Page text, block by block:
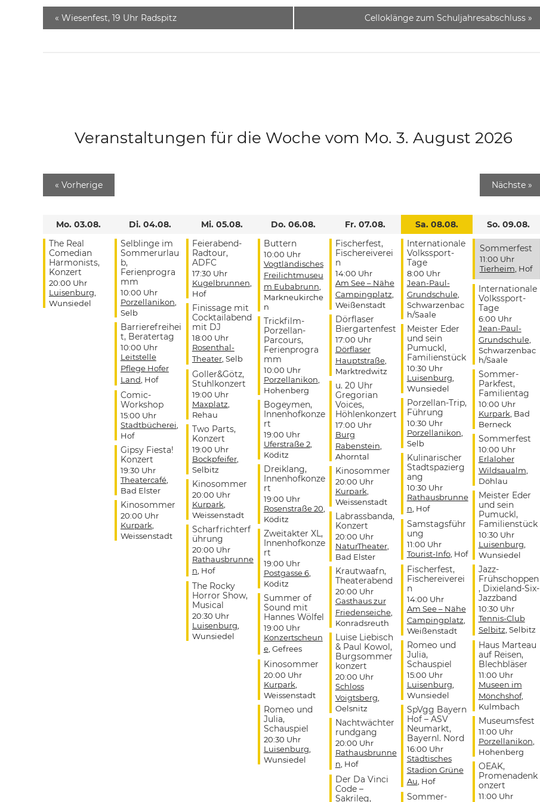
« Wiesenfest, 19 Uhr Radspitz Celloklänge zum Schuljahresabschluss »
Veranstaltungen für die Woche vom Mo. 3. August 2026
« Vorherige Nächste »
Mo. 03.08.
The Real
Comedian
Harmonists,
Konzert
20:00 Uhr
Luisenburg
Wunsiedel
Di. 04.08.
Selblinge im
Sommerurlau
b,
Ferienprogra
mm
10:00 Uhr
Porzellanikon
Selb
Barrierefreihei
t, Beratertag
10:00 Uhr
Leitstelle
Pflege Hofer
Land , Hof
Comic-
Workshop
15:00 Uhr
Stadtbücherei
Hof
Gipsy Fiesta!
Konzert
19:30 Uhr
Theatercafé,
Bad Elster
Kinosommer
20:00 Uhr
Kurpark
Weissenstadt
Mi. 05.08.
Feierabend-
Radtour,
ADFC
17:30 Uhr
Kugelbrunnen
Hof
Finissage mit
Cocktailabend
mit DJ
18:00 Uhr
Rosenthal-
Theater, Selb
Goller&Götz,
Stuhlkonzert
19:00 Uhr
Maxplatz
Rehau
Two Parts,
Konzert
19:00 Uhr
Bockpfeifer,
Selbitz
Kinosommer
20:00 Uhr
Kurpark
Weissenstadt
Scharfrichterf
ührung
20:00 Uhr
Rathausbrunne
n , Hof
The Rocky
Horror Show,
Musical
20:30 Uhr
Luisenburg
Wunsiedel
Do. 06.08.
Buttern
10:00 Uhr
Vogtländisches
Freilichtmuseu
m Eubabrunn
Markneukirche
n
Trickfilm-
Porzellan-
Parcours,
Ferienprogra
mm
10:00 Uhr
Porzellanikon
Hohenberg
Bogeymen,
Innenhofkonze
rt
19:00 Uhr
Uferstraße 2,
Köditz
Dreiklang,
Innenhofkonze
rt
19:00 Uhr
Rosenstraße 20
Köditz
Zweitakter XL,
Innenhofkonze
rt
19:00 Uhr
Postgasse 6,
Köditz
Summer of
Sound mit
Hannes Wölfel
19:00 Uhr
Konzertscheun
e, Gefrees
Kinosommer
20:00 Uhr
Kurpark
Weissenstadt
Romeo und
Julia,
Schauspiel
20:30 Uhr
Luisenburg
Wunsiedel
Fr. 07.08.
Fischerfest,
Fischereiverei
n
14:00 Uhr
Am See – Nähe
Campingplatz
Weißenstadt
Dörflaser
Biergartenfest
17:00 Uhr
Dörflaser
Hauptstraße,
Marktredwitz
u. 20 Uhr
Gregorian
Voices,
Höhlenkonzert
17:00 Uhr
Burg
Rabenstein
Ahorntal
Kinosommer
20:00 Uhr
Kurpark
Weissenstadt
Labrassbanda,
Konzert
20:00 Uhr
NaturTheater,
Bad Elster
Krautwaafn,
Theaterabend
20:00 Uhr
Gasthaus zur
Friedenseiche,
Konradsreuth
Luise Liebisch
& Paul Kowol,
Burgsommer
konzert
20:00 Uhr
Schloss
Voigtsberg
Oelsnitz
Nachtwächter
rundgang
20:00 Uhr
Rathausbrunne
n , Hof
Der Da Vinci
Code –
Sakrileg,
Sa. 08.08.
Internationale
Volkssport-
Tage
8:00 Uhr
Jean-Paul-
Grundschule,
Schwarzenbac
h/Saale
Meister Eder
und sein
Pumuckl,
Familienstück
10:30 Uhr
Luisenburg
Wunsiedel
Porzellan-Trip,
Führung
10:30 Uhr
Porzellanikon
Selb
Kulinarischer
Stadtspazierg
ang
10:30 Uhr
Rathausbrunne
n , Hof
Samstagsführ
ung
11:00 Uhr
Tourist-Info, Hof
Fischerfest,
Fischereiverei
n
14:00 Uhr
Am See – Nähe
Campingplatz
Weißenstadt
Romeo und
Julia,
Schauspiel
15:00 Uhr
Luisenburg
Wunsiedel
SpVgg Bayern
Hof – ASV
Neumarkt,
Bayernl. Nord
16:00 Uhr
Städtisches
Stadion Grüne
Au , Hof
Sommer-
So. 09.08.
Sommerfest
11:00 Uhr
Tierheim , Hof
Internationale
Volkssport-
Tage
6:00 Uhr
Jean-Paul-
Grundschule,
Schwarzenbac
h/Saale
Sommer-
Parkfest,
Familientag
10:00 Uhr
Kurpark , Bad
Berneck
Sommerfest
10:00 Uhr
Erlaloher
Wildsaualm
Döhlau
Meister Eder
und sein
Pumuckl,
Familienstück
10:30 Uhr
Luisenburg
Wunsiedel
Jazz-
Frühschoppen
, Dixieland-Six-
Jazzband
10:30 Uhr
Tennis-Club
Selbitz , Selbitz
Haus Marteau
auf Reisen,
Blechbläser
11:00 Uhr
Museen im
Mönchshof,
Kulmbach
Museumsfest
11:00 Uhr
Porzellanikon
Hohenberg
OEAK,
Promenadenk
onzert
11:00 Uhr